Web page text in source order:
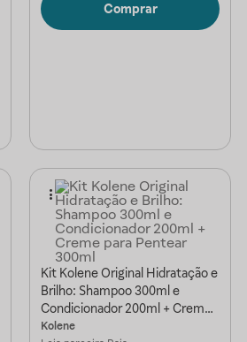
Comprar
Kit Kolene Original Hidratação e
Brilho: Shampoo 300ml e
Condicionador 200ml + Creme
para Pentear 300ml
Kolene